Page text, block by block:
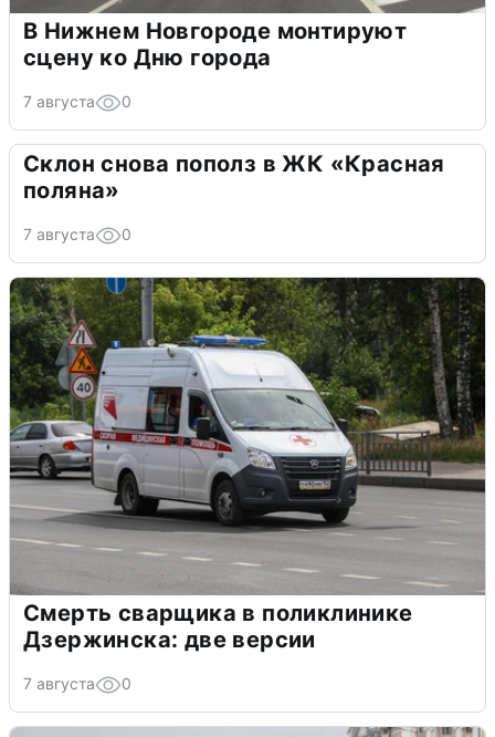
В Нижнем Новгороде монтируют
сцену ко Дню города
7 августа 0
Склон снова пополз в ЖК «Красная
поляна»
7 августа 0
Смерть сварщика в поликлинике
Дзержинска: две версии
7 августа 0